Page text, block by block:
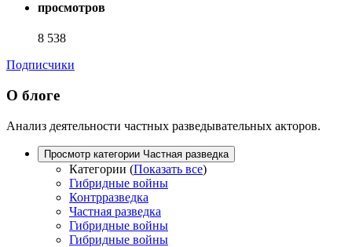
просмотров
8 538
Подписчики
О блоге
Анализ деятельности частных разведывательных акторов.
Просмотр категории Частная разведка
Категории (Показать все)
Гибридные войны
Контрразведка
Частная разведка
Гибридные войны
Гибридные войны